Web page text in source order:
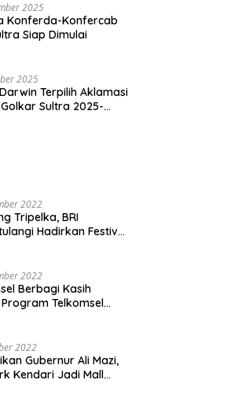
2025
Konferda-Konfercab
Siap Dimulai
2025
Terpilih Aklamasi
Sultra 2025-
2022
Tripelka, BRI
Hadirkan Festival
2022
Berbagi Kasih
Program Telkomsel
2022
Gubernur Ali Mazi,
Kendari Jadi Mall